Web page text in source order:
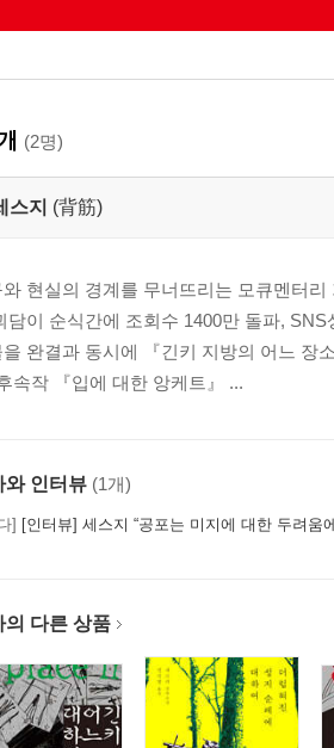
(2명)
스지 (背筋)
현실의 경계를 무너뜨리는 모큐멘터리
담이 순식간에 조회수 1400만 돌파,
완결과 동시에 『긴키 지방의 어느 장
속작 『입에 대한 앙케트』 ...
와 인터뷰 (1개)
] [인터뷰] 세스지 “공포는 미지에 대한 두려움에서
의 다른 상품